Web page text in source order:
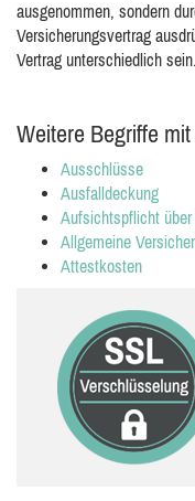
ausgenommen, sondern
Versicherungsvertrag
Vertrag unterschiedlich sein.
Weitere Begriffe mit
Ausschlüsse
Ausfalldeckung
Aufsichtspflicht
Allgemeine
Attestkosten